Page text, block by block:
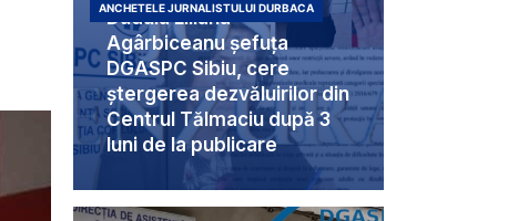
Duduia Liliana
Agârbiceanu șefuța
DGASPC Sibiu, cere
ștergerea dezvăluirilor din
Centrul Tălmaciu după 3
luni de la publicare
ANCHETELE JURNALISTULUI DURBACA